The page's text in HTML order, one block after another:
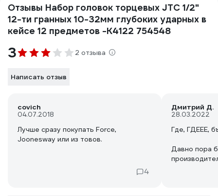
Отзывы Набор головок торцевых JTC 1/2"
12-ти гранных 10-32мм глубоких ударных в
кейсе 12 предметов -K4122 754548
3 2 отзыва
Написать отзыв
covich
04.07.2018
Лучше сразу покупать Force,
Joonesway или из товов.
4
Дмитрий Д.
28.03.2022
Где, ГДЕЕЕ,
Давно пора